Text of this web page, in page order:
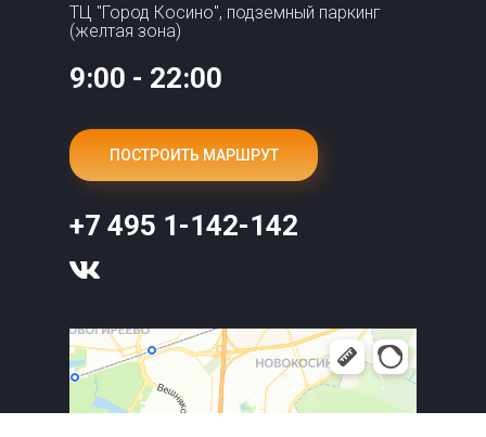
ПОСТРОИТЬ МАРШРУТ
ТЦ "Город Косино", подземный паркинг
(желтая зона)
+7 495 1-142-142
9:00 - 22:00